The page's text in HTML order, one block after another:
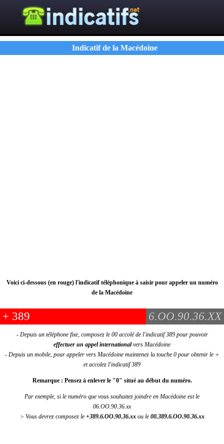
Indicatif de la Macédoine
Voici ci-dessous (en rouge) l'indicatif téléphonique à saisir pour appeler un numéro
de la Macédoine
+ 389 6.OO.90.36.XX
- Depuis un téléphone fixe, composez le 00 accolé de l'indicatif 389 pour pouvoir
effectuer un appel internationalvers Macédoine
- Depuis un mobile, pour appeler vers Macédoine maintenez la touche 0 pour obtenir le +
et accolez l'indicatif 389
Remarque : Pensez à enlever le "0" situé au début du numéro.
Par exemple, si le numéro que vous souhaitez joindre en Macédoine est le
06.OO.90.36.xx
> Vous devrez composez le +389.6.OO.90.36.xxou le 00.389.6.OO.90.36.xx